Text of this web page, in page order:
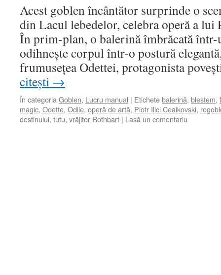
Acest goblen încântător surprinde o
din Lacul lebedelor, celebra operă a
În prim-plan, o balerină îmbrăcată
odihnește corpul într-o postură
frumusețea Odettei, protagonista
citești →
În categoria Goblen, Lucru manual | Etichetebalerină, blestem,
magic, Odette, Odile, operă de artă, Piotr Ilici Ceaikovski,
destinului, tutu, vrăjitor Rothbart | Lasă un comentariu